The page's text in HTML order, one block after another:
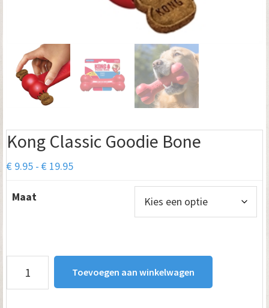
Kong Classic Goodie Bone
€ 9.95 - € 19.95Prijsklasse:
Maat
Classic
Toevoegen aan winkelwagen